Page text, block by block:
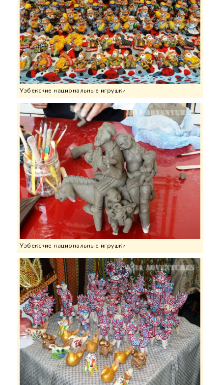
Узбекские национальные игрушки
Узбекские национальные игрушки